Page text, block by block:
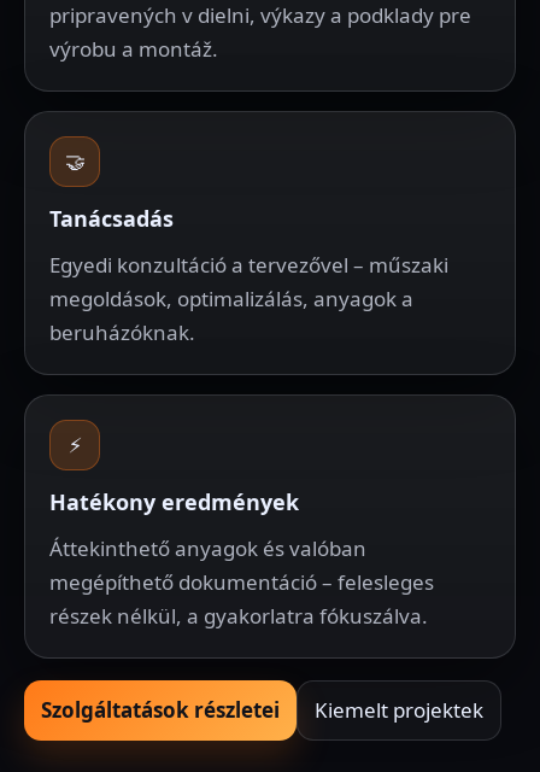
pripravených v dielni, výkazy a podklady pre
výrobu a montáž.
🤝
Tanácsadás
Egyedi konzultáció a tervezővel – műszaki
megoldások, optimalizálás, anyagok a
beruházóknak.
⚡
Hatékony eredmények
Áttekinthető anyagok és valóban
megépíthető dokumentáció – felesleges
részek nélkül, a gyakorlatra fókuszálva.
Szolgáltatások részletei Kiemelt projektek